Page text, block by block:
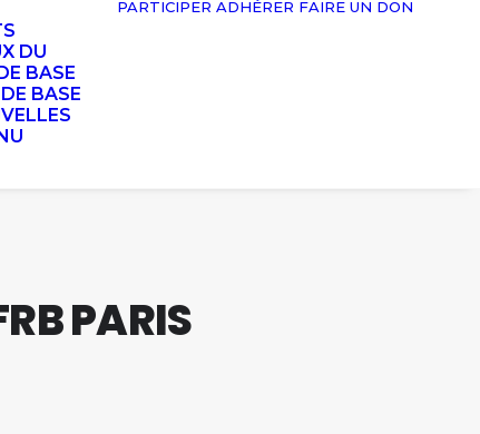
DU
BASE
BASE
PARTICIPER ADHÉRER FAIRE UN DON
PARIS